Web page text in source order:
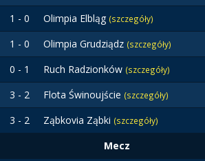
1 - 0 Olimpia Elbląg (szczegóły)
1 - 0 Olimpia Grudziądz (szczegóły)
0 - 1 Ruch Radzionków (szczegóły)
3 - 2 Flota Świnoujście (szczegóły)
3 - 2 Ząbkovia Ząbki (szczegóły)
Mecz